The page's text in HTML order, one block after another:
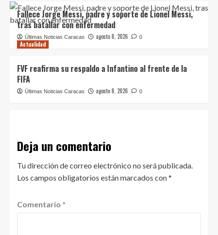
Fallece Jorge Messi, padre y soporte de Lionel Messi,
tras batallar con enfermedad
Últimas Noticias Caracas agosto 8, 2026 0
Actualidad
FVF reafirma su respaldo a Infantino al frente de la
FIFA
Últimas Noticias Caracas agosto 8, 2026 0
Deja un comentario
Tu dirección de correo electrónico no será publicada.
Los campos obligatorios están marcados con*
Comentario *